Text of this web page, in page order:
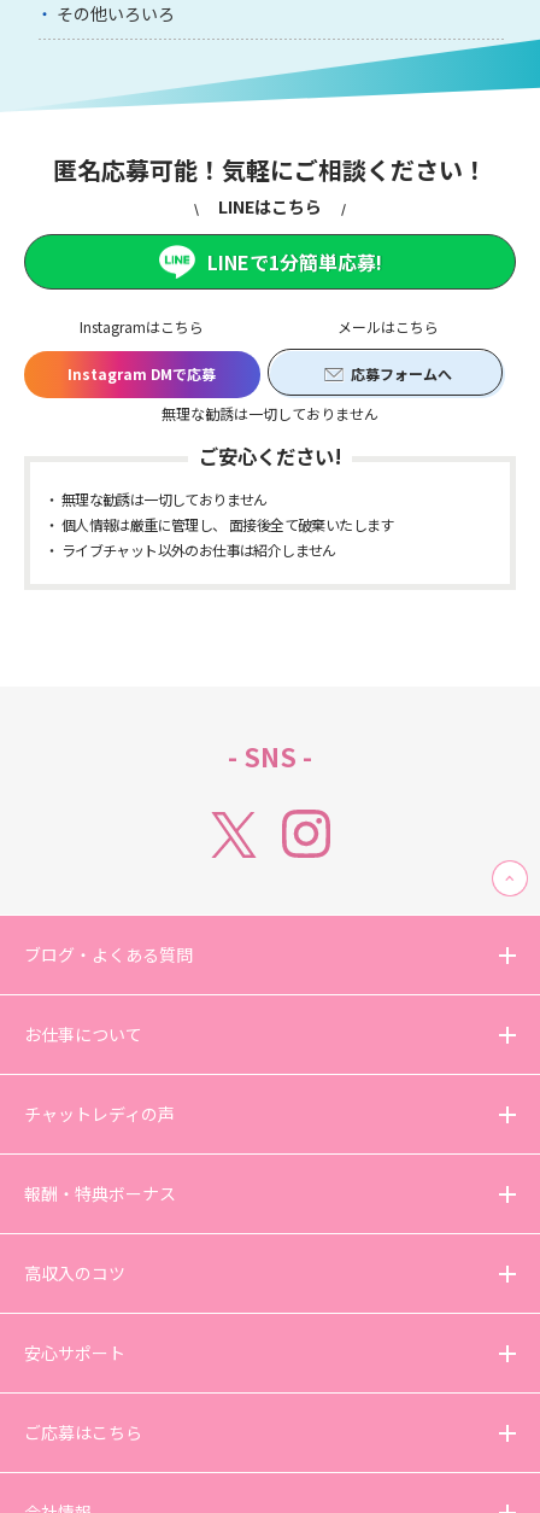
その他いろいろ
匿名応募可能！気軽にご相談ください！
Instagramはこちら
Instagram DMで応募
メールはこちら
応募フォームへ
無理な勧誘は一切しておりません
LINEはこちら
LINEで1分簡単応募!
ご安心ください!
無理な勧誘は一切しておりません
個人情報は厳重に管理し、 面接後全て破棄いたします
ライブチャット以外のお仕事は紹介しません
- SNS -
ブログ・よくある質問
お仕事について
チャットレディの声
報酬・特典ボーナス
高収入のコツ
安心サポート
ご応募はこちら